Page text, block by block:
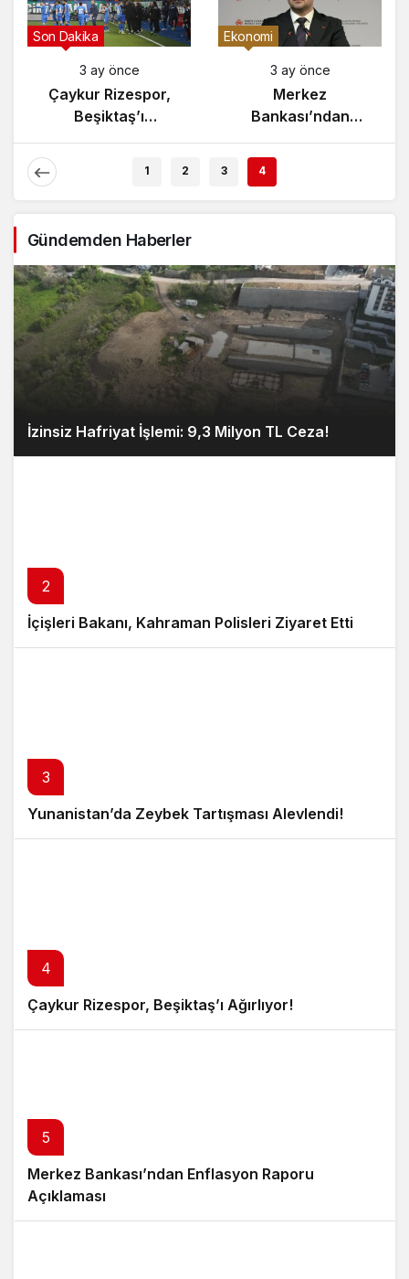
Gündem
3 ay önce
Yunanistan’da
Zeybek Tartışması
Son Dakika
3 ay önce
Çaykur Rizespor,
Beşiktaş’ı
1 2 3 4
Gündemden Haberler
İzinsiz Hafriyat İşlemi: 9,3 Milyon TL Ceza!
2
İçişleri Bakanı, Kahraman Polisleri Ziyaret Etti
3
Yunanistan’da Zeybek Tartışması Alevlendi!
4
Çaykur Rizespor, Beşiktaş’ı Ağırlıyor!
5
Merkez Bankası’ndan Enflasyon Raporu
Açıklaması